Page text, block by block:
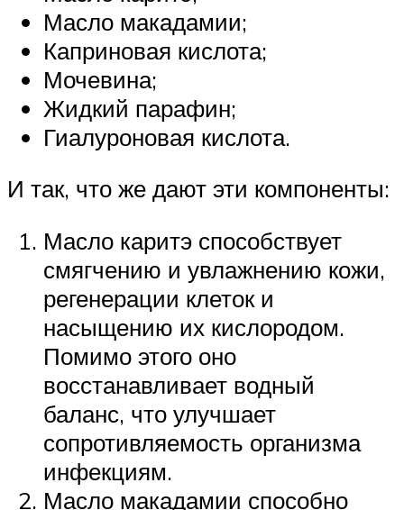
Масло макадамии;
Каприновая кислота;
Мочевина;
Жидкий парафин;
Гиалуроновая кислота.
И так, что же дают эти компоненты:
Масло каритэ способствует
смягчению и увлажнению кожи,
регенерации клеток и
насыщению их кислородом.
Помимо этого оно
восстанавливает водный
баланс, что улучшает
сопротивляемость организма
инфекциям.
Масло макадамии способно